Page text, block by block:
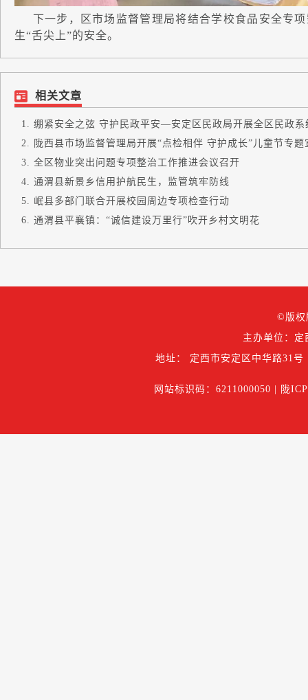
下一步，区市场监督管理局将结合学校食品安全专
生“舌尖上”的安全。
相关文章
绷紧安全之弦 守护民政平安—安定区民政局开展全区民政
陇西县市场监督管理局开展“点检相伴 守护成长”儿童节专
全区物业突出问题专项整治工作推进会议召开
通渭县新景乡信用护航民生，监管筑牢防线
岷县多部门联合开展校园周边专项检查行动
通渭县平襄镇：“诚信建设万里行”吹开乡村文明花
©版权
主办单位：定
地址： 定西市安定区中华路31号
网站标识码：6211000050 | 陇